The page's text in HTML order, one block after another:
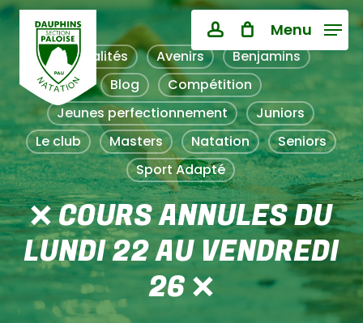
Skip
content
account
Menu
PANIER Close
Cart
Actualités Avenirs
Benjamins
Blog
Compétition
Jeunes perfectionnement
Juniors
Le club
Masters Natation
Seniors
Sport Adapté
❌ COURS ANNULES DU
LUNDI 22 AU VENDREDI
26 ❌